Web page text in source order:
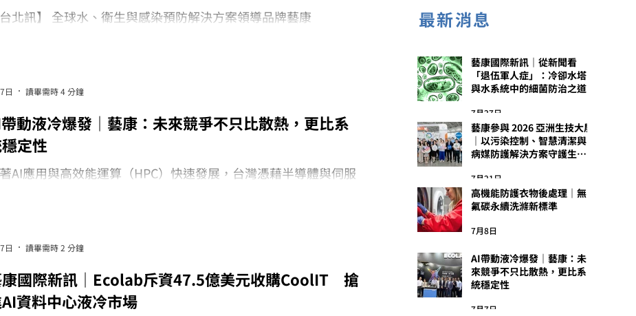
台北訊】 全球水、衛生與感染預防解決方案領導品牌藝康
醫療與相關供應鏈業者提供重要交流平台。
動液冷爆發｜藝康：未來競爭不只比散熱，更比系
定性
AI應用與高效能運算（HPC）快速發展，台灣憑藉半導體與伺服
影響散熱效率與設備穩定性，使液冷逐漸從「散熱技術」轉變為
日 讀畢需時 4 分鐘
國際新訊｜Ecolab斥資47.5億美元收購CoolIT 搶
資料中心液冷市場
日 讀畢需時 2 分鐘
最新消息
藝康國際新訊｜從新聞看
「退伍軍人症」：冷卻水塔
與水系統中的細菌防治之道
7月27日
藝康參與 2026 亞洲生技大展
｜以污染控制、智慧清潔與
病媒防護解決方案守護生技
7月21日
高機能防護衣物後處理｜無
氟碳永續洗滌新標準
7月8日
AI帶動液冷爆發｜藝康：未
來競爭不只比散熱，更比系
統穩定性
7月7日